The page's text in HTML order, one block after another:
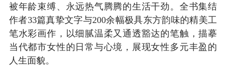
被年龄束缚、永远热气腾腾的生活干劲。全书集结
作者33篇真挚文字与200余幅极具东方韵味的精美工
笔水彩画作，以细腻温柔又通透豁达的笔触，描摹
当代都市女性的日常与心境，展现女性多元丰盈的
人生面貌。